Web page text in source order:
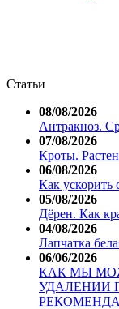
Статьи
08/08/2026
Антракноз.
07/08/2026
Кроты.
06/08/2026
Как ускорить
05/08/2026
Дёрен. Как
04/08/2026
Лапчатка
06/06/2026
КАК МЫ
УДАЛЕНИИ